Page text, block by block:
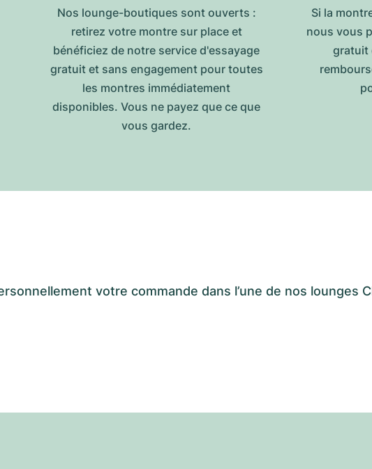
Nos lounge-boutiques sont ouverts :
retirez votre montre sur place et
bénéficiez de notre service d'essayage
gratuit et sans engagement pour toutes
les montres immédiatement
disponibles. Vous ne payez que ce que
vous gardez.
Si la
nous vous
gratuit
votre commande dans l’une de nos lounges